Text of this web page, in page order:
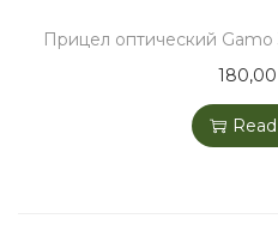
Прицел оптический